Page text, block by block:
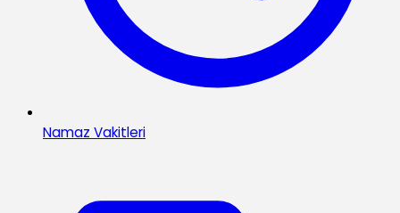
Namaz Vakitleri